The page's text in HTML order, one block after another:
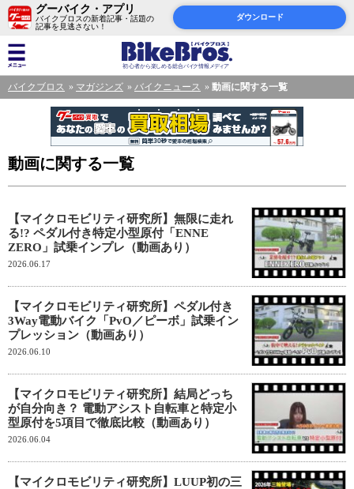
グーバイク・アプリ
バイクブロスの新着記事・話題の
記事を見逃さない！
ダウンロード
バイクブロス マガジンズ バイクニュース 動画に関する一覧
動画に関する一覧
【マイクロモビリティ研究所】無限に走れ
る!? ペダル付き特定小型原付「ENNE
ZERO」試乗インプレ（動画あり）
2026.06.17
【マイクロモビリティ研究所】ペダル付き
3Way電動バイク「PvO／ピーボ」試乗イン
プレッション（動画あり）
2026.06.10
【マイクロモビリティ研究所】結局どっち
が自分向き？ 電動アシスト自転車と特定小
型原付を5項目で徹底比較（動画あり）
2026.06.04
【マイクロモビリティ研究所】LUUP初の三